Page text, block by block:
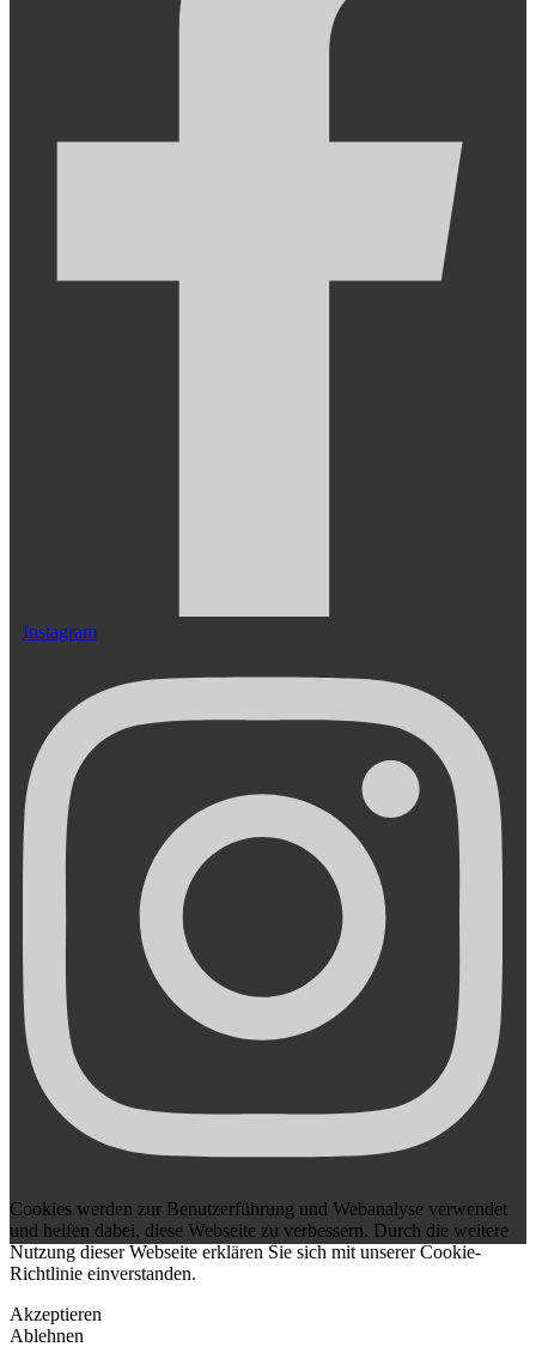
Instagram
Cookies werden zur Benutzerführung und Webanalyse verwendet
und helfen dabei, diese Webseite zu verbessern. Durch die weitere
Nutzung dieser Webseite erklären Sie sich mit unserer Cookie-
Richtlinie einverstanden.
Akzeptieren
Ablehnen